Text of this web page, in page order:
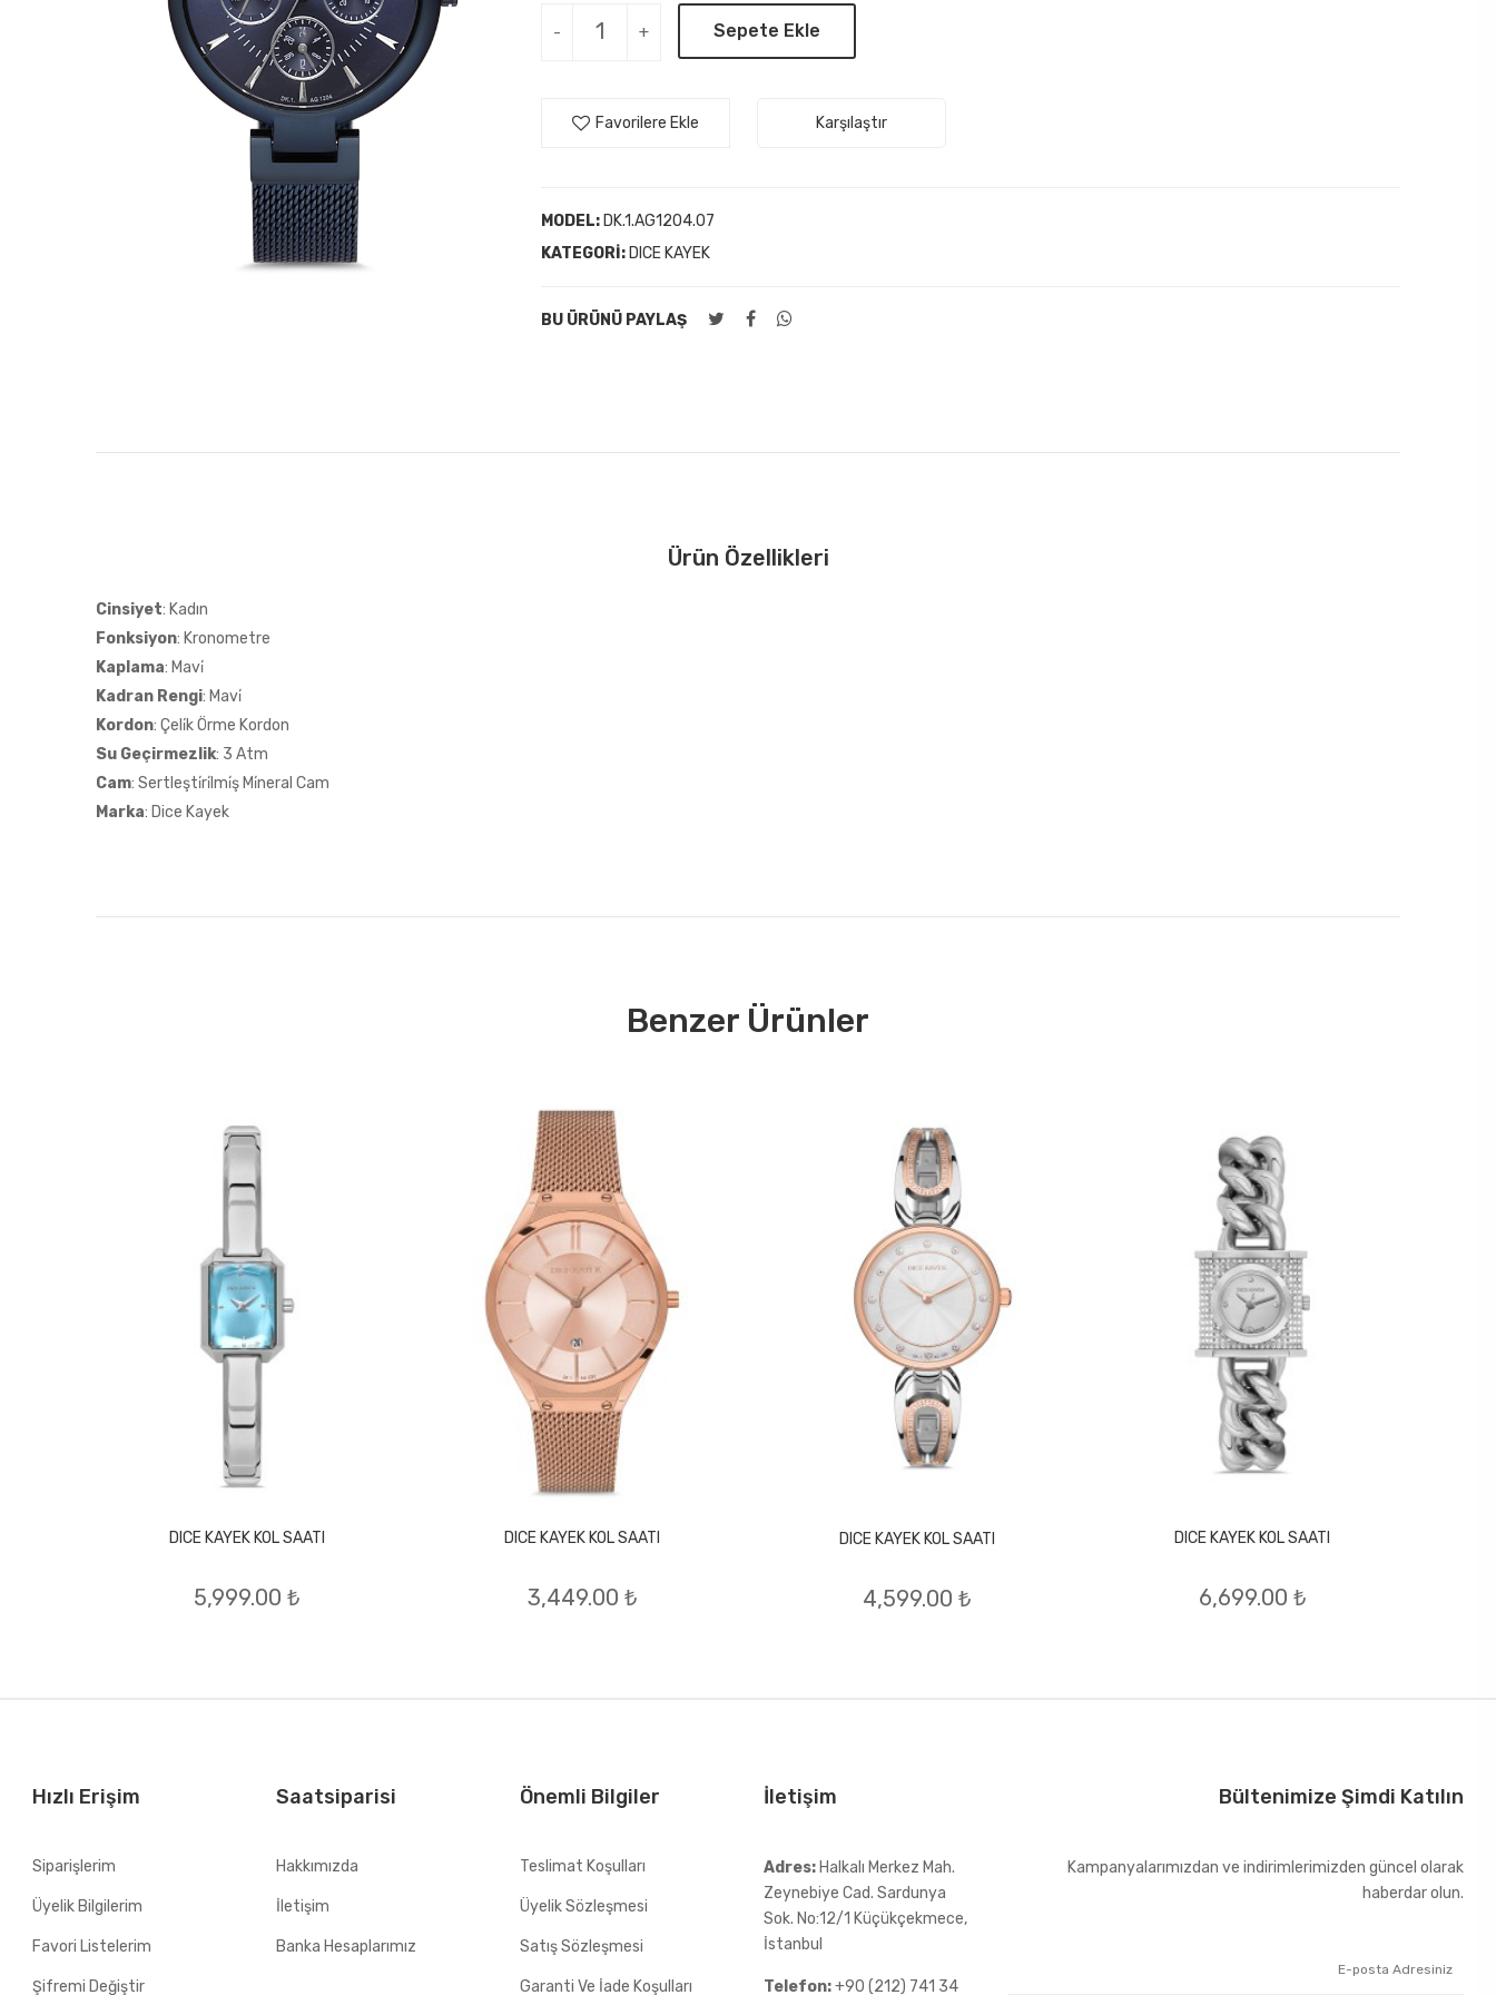
- + Sepete Ekle
Favorilere Ekle Karşılaştır
MODEL: DK.1.AG1204.07
KATEGORI: DICE KAYEK
BU ÜRÜNÜ PAYLAŞ
Ürün Özellikleri
Cinsiyet: Kadın
Fonksiyon: Kronometre
Kaplama: Mavi̇
Kadran Rengi: Mavi̇
Kordon: Çeli̇k Örme Kordon
Su Geçirmezlik: 3 Atm
Cam: Sertleşti̇ri̇lmi̇ş Mi̇neral Cam
Marka: Dice Kayek
Benzer Ürünler
DICE KAYEK KOL SAATI
5,999.00 ₺
DICE KAYEK KOL SAATI
3,449.00 ₺
DICE KAYEK KOL SAATI
4,599.00 ₺
DICE KAYEK KOL SAATI
6,699.00 ₺
Hızlı Erişim
Siparişlerim
Üyelik Bilgilerim
Favori Listelerim
Şifremi Değiştir
Saatsiparisi
Hakkımızda
İletişim
Banka Hesaplarımız
Önemli Bilgiler
Teslimat Koşulları
Üyelik Sözleşmesi
Satış Sözleşmesi
Garanti Ve İade Koşulları
İletişim
Adres: Halkalı Merkez Mah.
Zeynebiye Cad. Sardunya
Sok. No:12/1 Küçükçekmece,
İstanbul
Telefon:+90 (212) 741 34
Bültenimize Şimdi Katılın
Kampanyalarımızdan ve indirimlerimizden güncel olarak
haberdar olun.